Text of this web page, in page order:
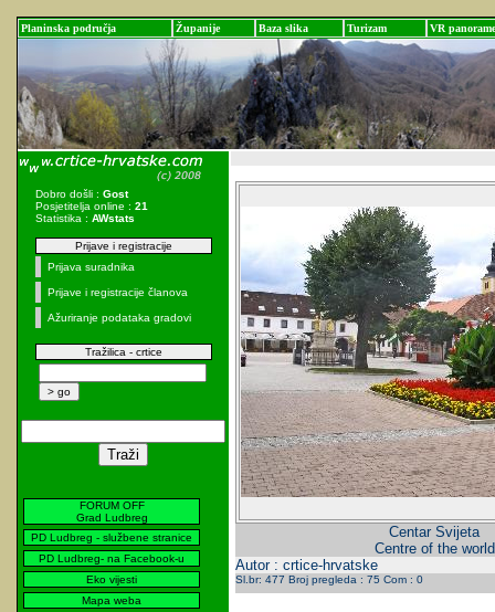
Planinska područja Županije Baza slika Turizam VR panorame
Dobro došli : Gost
Posjetitelja online : 21
Statistika : AWstats
Prijave i registracije
Prijava suradnika
Prijave i registracije članova
Ažuriranje podataka gradovi
Tražilica - crtice
FORUM OFF
Grad Ludbreg
PD Ludbreg - službene stranice
PD Ludbreg- na Facebook-u
Eko vijesti
Mapa weba
Centar Svijeta
Centre of the world
Autor : crtice-hrvatske
Sl.br: 477 Broj pregleda : 75 Com : 0